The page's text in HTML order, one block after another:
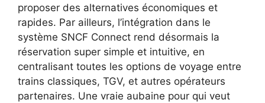
proposer des alternatives économiques et
rapides. Par ailleurs, l’intégration dans le
système SNCF Connect rend désormais la
réservation super simple et intuitive, en
centralisant toutes les options de voyage entre
trains classiques, TGV, et autres opérateurs
partenaires. Une vraie aubaine pour qui veut